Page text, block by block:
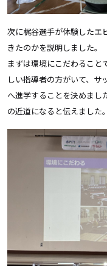
次に梶谷選手が体験したエ
きたのかを説明しました。
まずは環境にこだわること
しい指導者の方がいて、サ
へ進学することを決めまし
の近道になると伝えました。